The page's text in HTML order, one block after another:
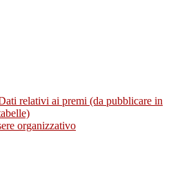
relativi ai premi (da pubblicare in
organizzativo